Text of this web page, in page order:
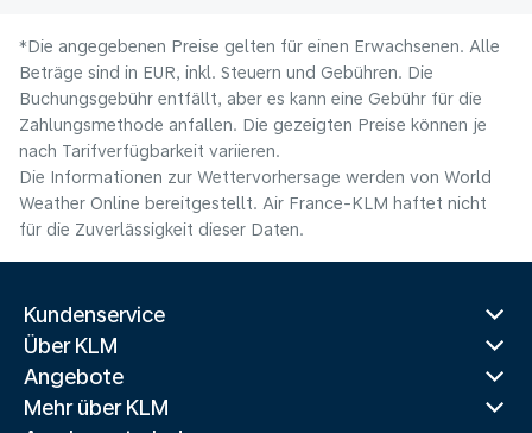
*Die angegebenen Preise gelten für einen Erwachsenen. Alle
Beträge sind in EUR, inkl. Steuern und Gebühren. Die
Buchungsgebühr entfällt, aber es kann eine Gebühr für die
Zahlungsmethode anfallen. Die gezeigten Preise können je
nach Tarifverfügbarkeit variieren.
Die Informationen zur Wettervorhersage werden von World
Weather Online bereitgestellt. Air France-KLM haftet nicht
für die Zuverlässigkeit dieser Daten.
Kundenservice
Über KLM
Angebote
Mehr über KLM